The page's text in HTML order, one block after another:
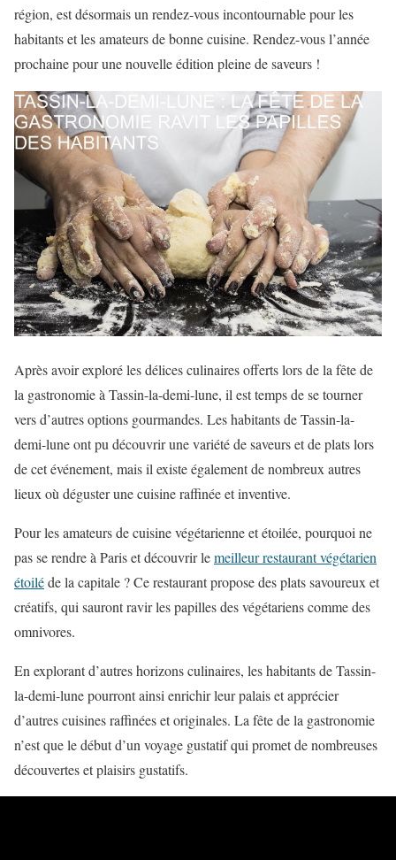
région, est désormais un rendez-vous incontournable pour les
habitants et les amateurs de bonne cuisine. Rendez-vous l’année
prochaine pour une nouvelle édition pleine de saveurs !
Après avoir exploré les délices culinaires offerts lors de la fête de
la gastronomie à Tassin-la-demi-lune, il est temps de se tourner
vers d’autres options gourmandes. Les habitants de Tassin-la-
demi-lune ont pu découvrir une variété de saveurs et de plats lors
de cet événement, mais il existe également de nombreux autres
lieux où déguster une cuisine raffinée et inventive.
Pour les amateurs de cuisine végétarienne et étoilée, pourquoi ne
pas se rendre à Paris et découvrir lemeilleur restaurant végétarien
étoiléde la capitale ? Ce restaurant propose des plats savoureux et
créatifs, qui sauront ravir les papilles des végétariens comme des
omnivores.
En explorant d’autres horizons culinaires, les habitants de Tassin-
la-demi-lune pourront ainsi enrichir leur palais et apprécier
d’autres cuisines raffinées et originales. La fête de la gastronomie
n’est que le début d’un voyage gustatif qui promet de nombreuses
découvertes et plaisirs gustatifs.